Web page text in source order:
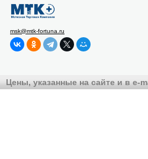
msk@mtk-fortuna.ru
Цены, указанные на сайте и в e-